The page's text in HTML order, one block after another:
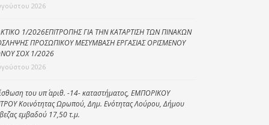
2026
1/2026ΕΠΙΤΡΟΠΗΣ ΓΙΑ ΤΗΝ ΚΑΤΑΡΤΙΣΗ ΤΩΝ ΠΙΝΑΚΩΝ
ΠΡΟΣΩΠΙΚΟΥ ΜΕΣΥΜΒΑΣΗ ΕΡΓΑΣΙΑΣ ΟΡΙΣΜΕΝΟΥ
ΣΟΧ 1/2026
2026
του υπ΄ αριθ. -14- καταστήματος, ΕΜΠΟΡΙΚΟΥ
Κοινότητας Ωρωπού, Δημ. Ενότητας Λούρου, Δήμου
εμβαδού 17,50 τ.μ.